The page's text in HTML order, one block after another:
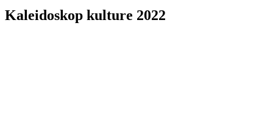
Kaleidoskop kulture 2022